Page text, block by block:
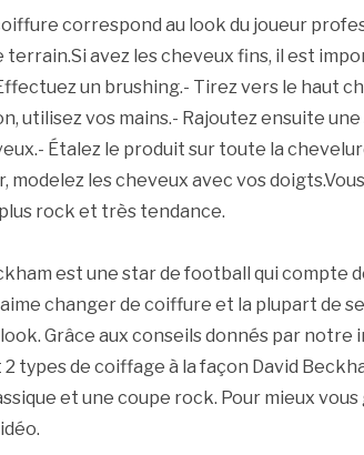
correspond au look du joueur
terrain.Si avez les cheveux fins, il est
un brushing.- Tirez vers le haut
utilisez vos mains.- Rajoutez ensuite
Étalez le produit sur toute la
modelez les cheveux avec vos
rock et très tendance.
est une star de football qui compte
changer de coiffure et la plupart de
Grâce aux conseils donnés par notre
types de coiffage à la façon David
et une coupe rock. Pour mieux